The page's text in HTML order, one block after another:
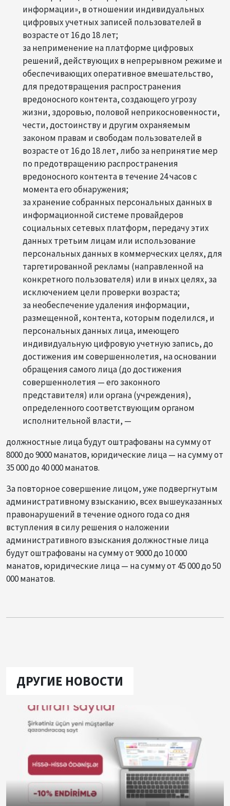
информации», в отношении индивидуальных
цифровых учетных записей пользователей в
возрасте от 16 до 18 лет;
за неприменение на платформе цифровых
решений, действующих в непрерывном режиме и
обеспечивающих оперативное вмешательство,
для предотвращения распространения
вредоносного контента, создающего угрозу
жизни, здоровью, половой неприкосновенности,
чести, достоинству и другим охраняемым
законом правам и свободам пользователей в
возрасте от 16 до 18 лет, либо за непринятие мер
по предотвращению распространения
вредоносного контента в течение 24 часов с
момента его обнаружения;
за хранение собранных персональных данных в
информационной системе провайдеров
социальных сетевых платформ, передачу этих
данных третьим лицам или использование
персональных данных в коммерческих целях, для
таргетированной рекламы (направленной на
конкретного пользователя) или в иных целях, за
исключением цели проверки возраста;
за необеспечение удаления информации,
размещенной, контента, которым поделился, и
персональных данных лица, имеющего
индивидуальную цифровую учетную запись, до
достижения им совершеннолетия, на основании
обращения самого лица (до достижения
совершеннолетия — его законного
представителя) или органа (учреждения),
определенного соответствующим органом
исполнительной власти, —
должностные лица будут оштрафованы на сумму от
8000 до 9000 манатов, юридические лица — на сумму от
35 000 до 40 000 манатов.
За повторное совершение лицом, уже подвергнутым
административному взысканию, всех вышеуказанных
правонарушений в течение одного года со дня
вступления в силу решения о наложении
административного взыскания должностные лица
будут оштрафованы на сумму от 9000 до 10 000
манатов, юридические лица — на сумму от 45 000 до 50
000 манатов.
ДРУГИЕ НОВОСТИ